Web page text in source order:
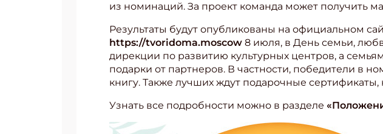
из номинаций. За проект команда может получить
Результаты будут опубликованы на официальном
https://tvoridoma.moscow 8 июля, в День семьи,
дирекции по развитию культурных центров, а
подарки от партнеров. В частности, победители в
книгу. Также лучших ждут подарочные сертификаты,
Узнать все подробности можно в разделе
Получи электронный
Укажите имя
Укажите Ваш Email